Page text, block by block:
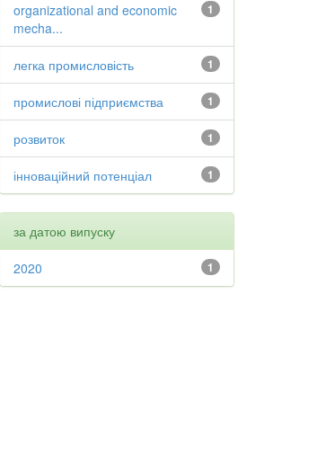
1
organizational and economic
mecha...
1
легка промисловість
1
промислові підприємства
1
розвиток
1
інноваційний потенціал
за датою випуску
1
2020